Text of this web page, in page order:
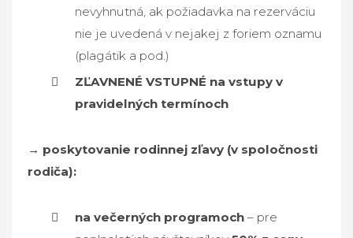
nevyhnutná, ak požiadavka na rezerváciu
nie je uvedená v nejakej z foriem oznamu
(plagátik a pod.)
ZĽAVNENÉ VSTUPNÉ na vstupy v
pravidelných termínoch
→ poskytovanie rodinnej zľavy (v spoločnosti
rodiča):
na večerných programoch – pre